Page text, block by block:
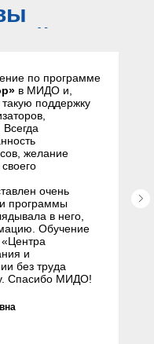
по программе
в МИДО и,
поддержку
желание
очень
программы
в него,
Обучение
и
без труда
Спасибо МИДО!